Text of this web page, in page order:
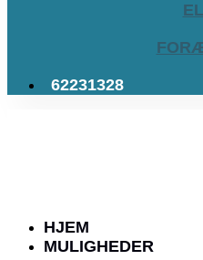
62231328
HJEM
MULIGHEDER